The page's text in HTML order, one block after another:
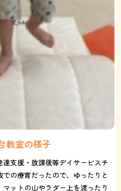
教室の様子
支援・放課後等デイサービスチ
の療育だったので、ゆったりと
ットの山やラダー上を渡ったり